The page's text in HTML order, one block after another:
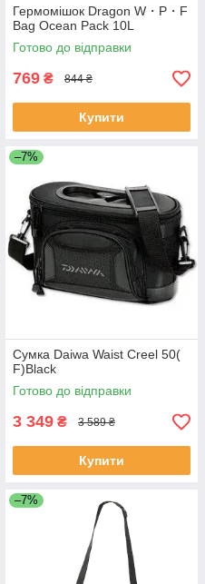
Гермомішок Dragon W・P・F
Bag Ocean Pack 10L
Готово до відправки
769 ₴ 844 ₴
Купити
–7%
Сумка Daiwa Waist Creel 50(
F)Black
Готово до відправки
3 349 ₴ 3 589 ₴
Купити
–7%